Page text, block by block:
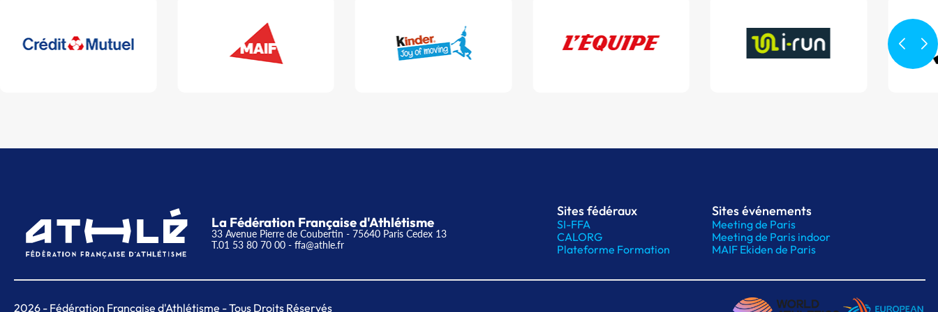
La Fédération Française d'Athlétisme
33 Avenue Pierre de Coubertin - 75640 Paris Cedex 13
T.01 53 80 70 00 - ffa@athle.fr
Sites fédéraux
SI-FFA
CALORG
Plateforme Formation
Sites événements
Meeting de Paris
Meeting de Paris indoor
MAIF Ekiden de Paris
2026 - Fédération Française d'Athlétisme - Tous Droits Réservés